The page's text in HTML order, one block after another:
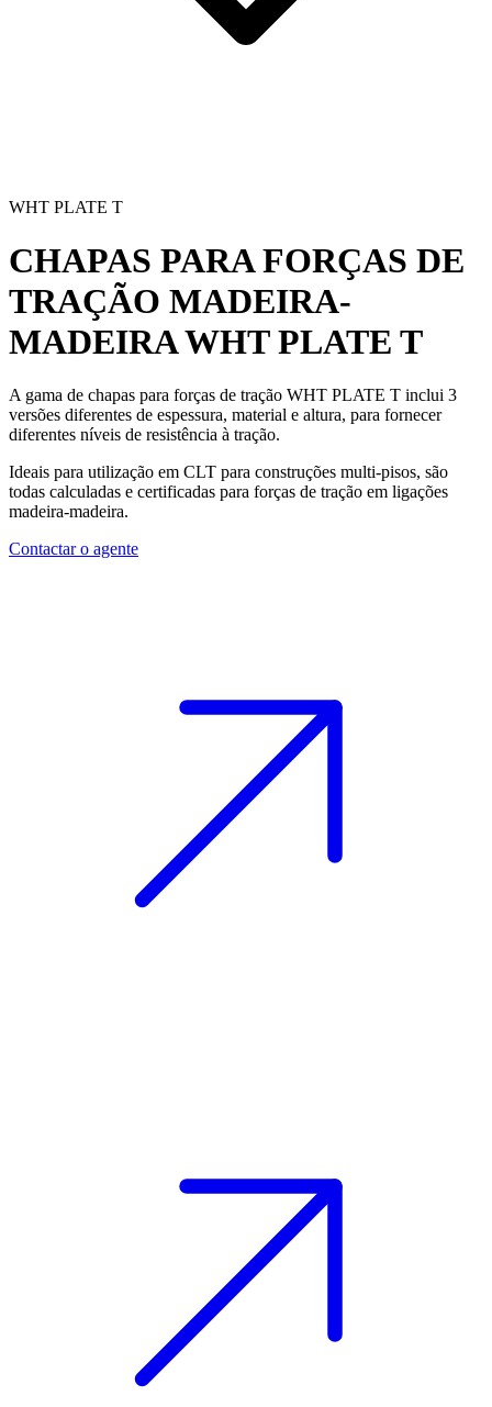
WHT PLATE T
CHAPAS PARA FORÇAS DE
TRAÇÃO MADEIRA-
MADEIRAWHT PLATE T
A gama de chapas para forças de tração WHT PLATE T inclui 3
versões diferentes de espessura, material e altura, para fornecer
diferentes níveis de resistência à tração.
Ideais para utilização em CLT para construções multi-pisos, são
todas calculadas e certificadas para forças de tração em ligações
madeira-madeira.
Contactar o agente